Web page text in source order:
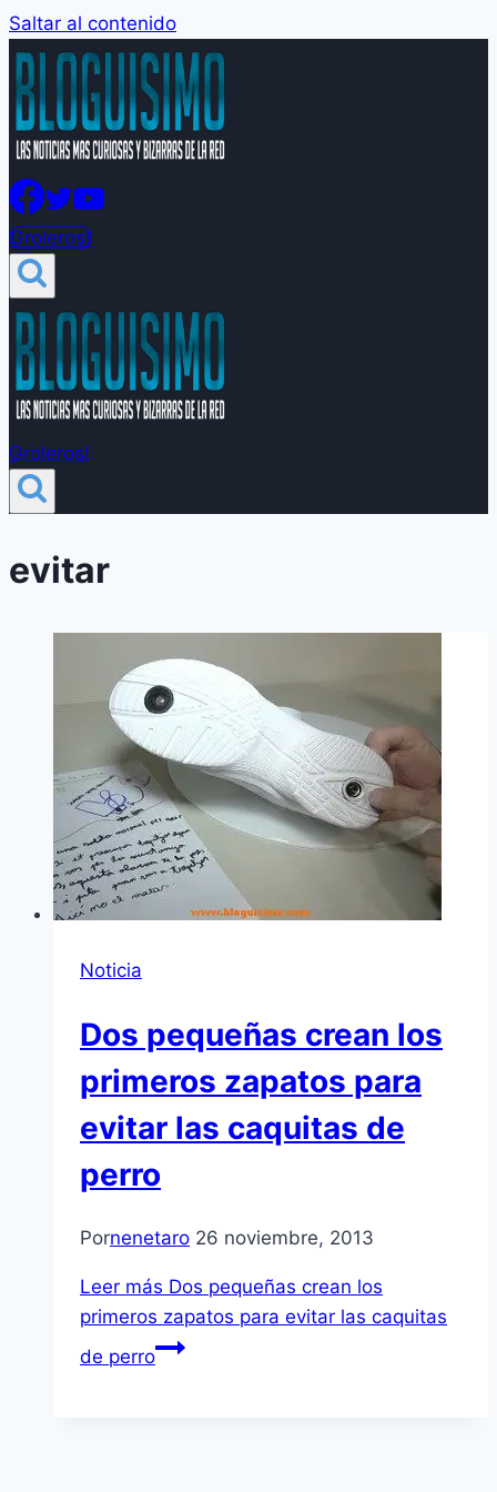
Saltar al contenido
Groleros!
Groleros!
evitar
Noticia
Dos pequeñas crean los
primeros zapatos para
evitar las caquitas de
perro
Pornenetaro 26 noviembre, 2013
Leer más Dos pequeñas crean los
primeros zapatos para evitar las caquitas
de perro